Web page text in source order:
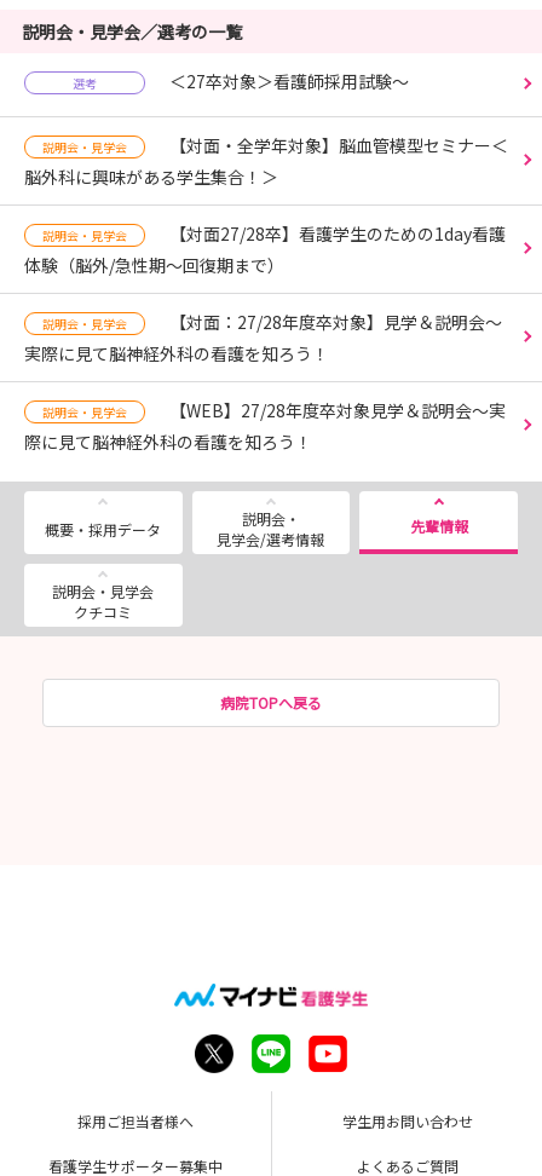
説明会・見学会／選考の一覧
選考 ＜27卒対象＞看護師採用試験～
説明会・見学会
【対面・全学年対象】脳血管模型セミナー＜
脳外科に興味がある学生集合！＞
説明会・見学会
【対面27/28卒】看護学生のための1day看護
体験（脳外/急性期～回復期まで）
説明会・見学会
【対面：27/28年度卒対象】見学＆説明会～
実際に見て脳神経外科の看護を知ろう！
説明会・見学会
【WEB】27/28年度卒対象見学＆説明会～実
際に見て脳神経外科の看護を知ろう！
概要・採用データ
説明会・
見学会/選考情報
先輩情報
説明会・見学会
クチコミ
病院TOPへ戻る
採用ご担当者様へ 学生用お問い合わせ
看護学生サポーター募集中 よくあるご質問